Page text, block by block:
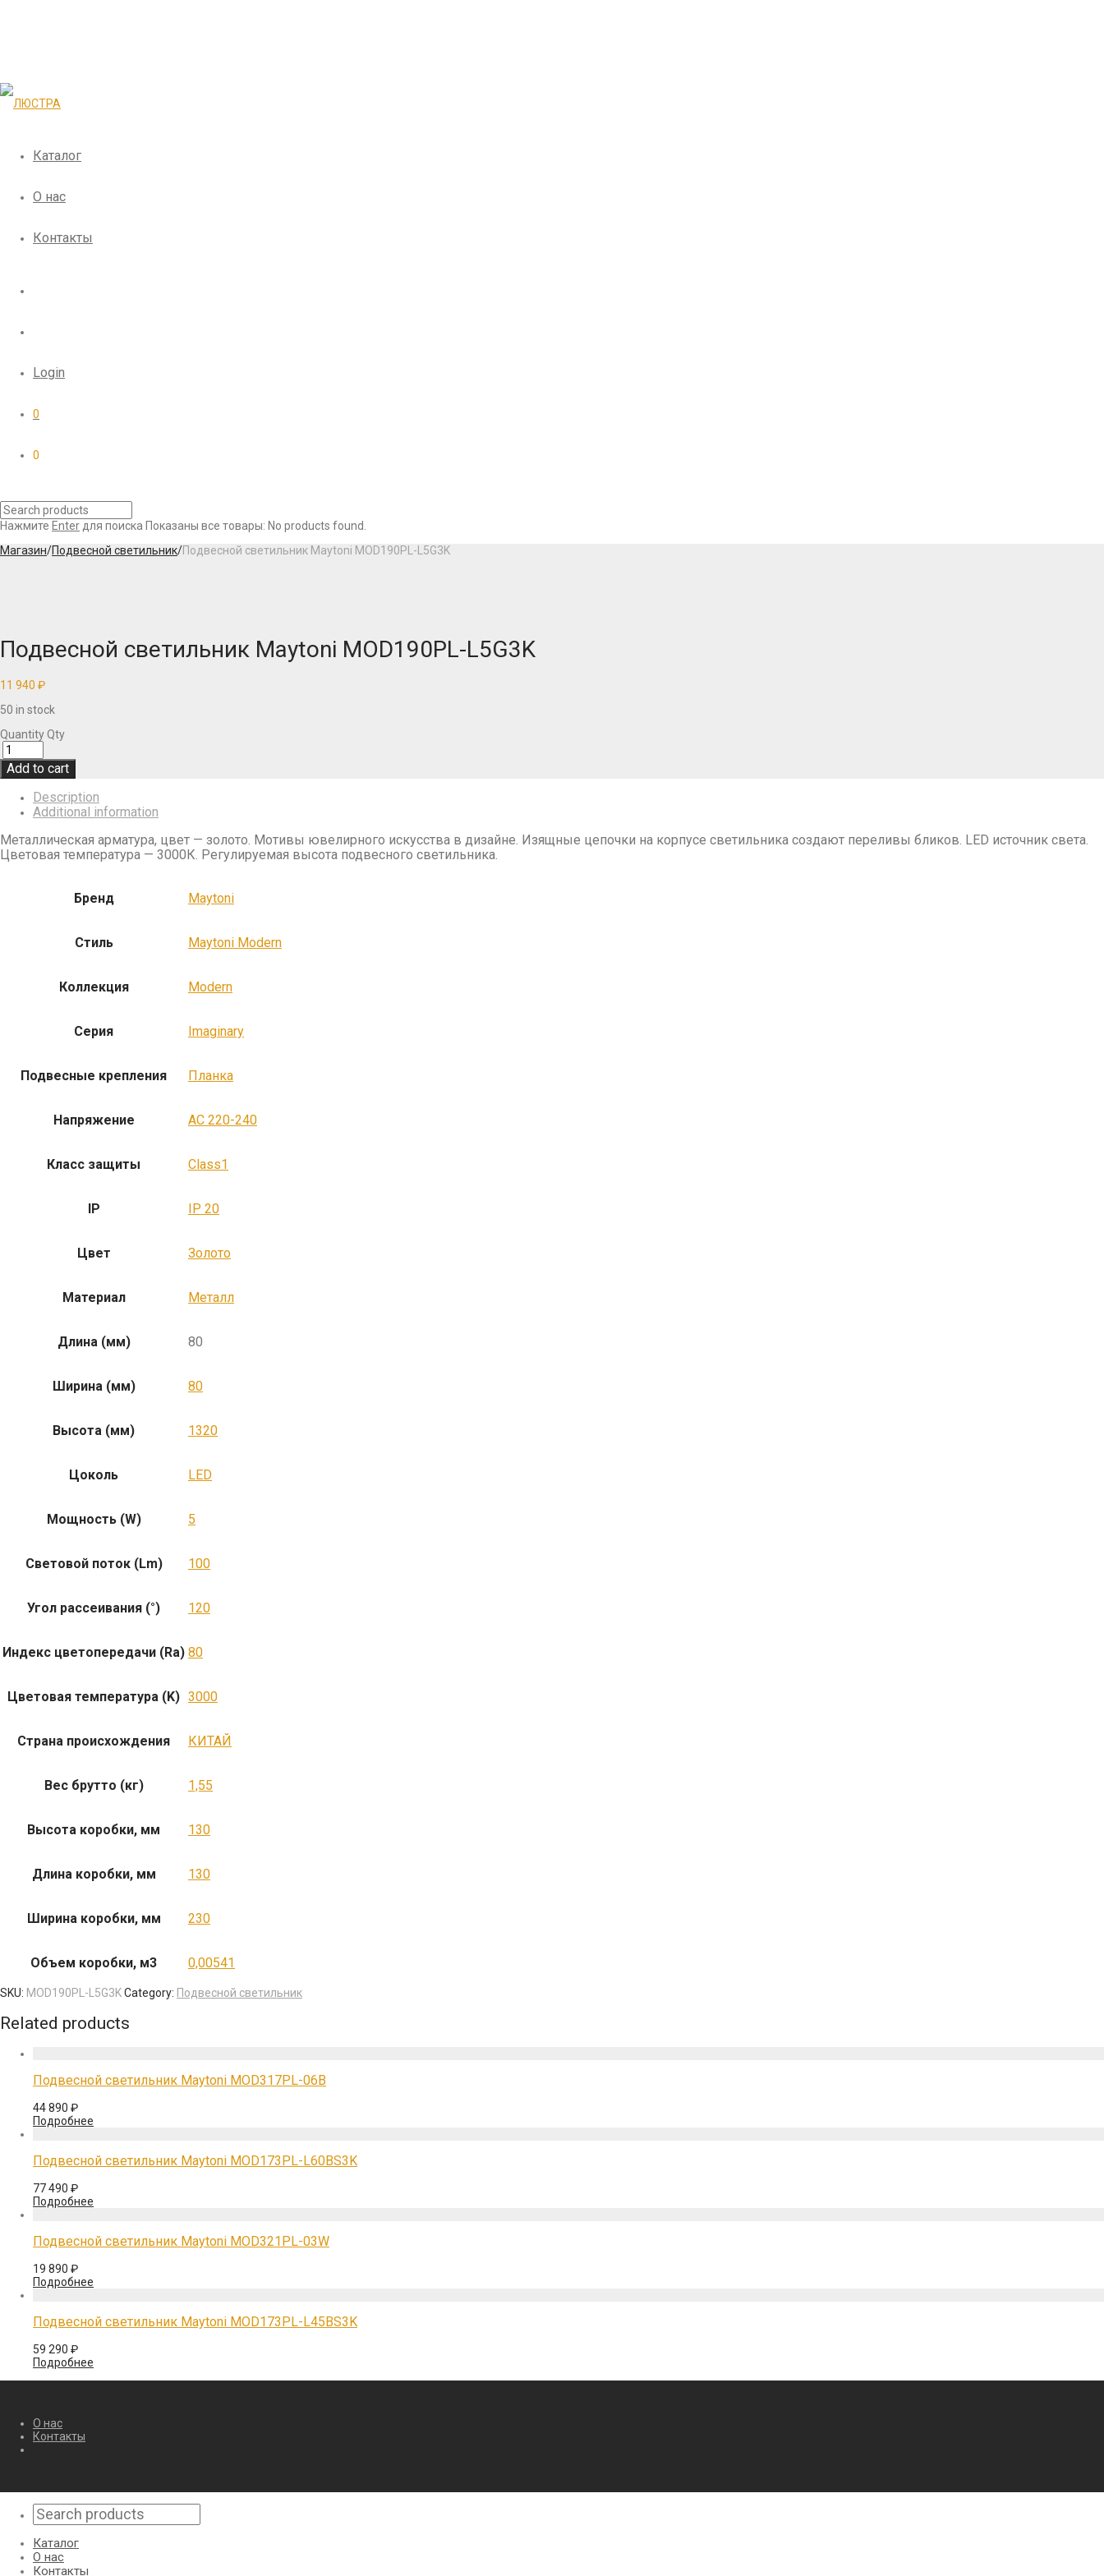
Каталог
О нас
Контакты
Login
0
0
Нажмите Enter для поиска Показаны все товары: No products found.
Магазин/Подвесной светильник/Подвесной светильник Maytoni MOD190PL-L5G3K
Подвесной светильник Maytoni MOD190PL-L5G3K
11 940 ₽
50 in stock
QuantityQty
Add to cart
Description
Additional information
Металлическая арматура, цвет — золото. Мотивы ювелирного искусства в дизайне. Изящные цепочки на корпусе светильника создают переливы бликов. LED источник света.
Цветовая температура — 3000К. Регулируемая высота подвесного светильника.
Бренд Maytoni
Стиль Maytoni Modern
Коллекция Modern
Серия Imaginary
Подвесные крепления Планка
Напряжение AC 220-240
Класс защиты Class1
IP IP 20
Цвет Золото
Материал Металл
Длина (мм) 80
Ширина (мм) 80
Высота (мм) 1320
Цоколь LED
Мощность (W) 5
Световой поток (Lm) 100
Угол рассеивания (°) 120
Индекс цветопередачи (Ra) 80
Цветовая температура (K) 3000
Страна происхождения КИТАЙ
Вес брутто (кг) 1,55
Высота коробки, мм 130
Длина коробки, мм 130
Ширина коробки, мм 230
Объем коробки, м3 0,00541
SKU: MOD190PL-L5G3KCategory: Подвесной светильник
Related products
Подвесной светильник Maytoni MOD317PL-06B
44 890 ₽
Подробнее
Подвесной светильник Maytoni MOD173PL-L60BS3K
77 490 ₽
Подробнее
Подвесной светильник Maytoni MOD321PL-03W
19 890 ₽
Подробнее
Подвесной светильник Maytoni MOD173PL-L45BS3K
59 290 ₽
Подробнее
О нас
Контакты
Каталог
О нас
Контакты